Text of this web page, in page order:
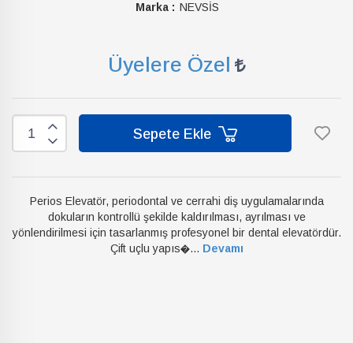
Marka : NEVSİS
Üyelere Özel
Sepete Ekle
Perios Elevatör, periodontal ve cerrahi diş uygulamalarında
dokuların kontrollü şekilde kaldırılması, ayrılması ve
yönlendirilmesi için tasarlanmış profesyonel bir dental elevatördür.
Çift uçlu yapıs�... Devamı